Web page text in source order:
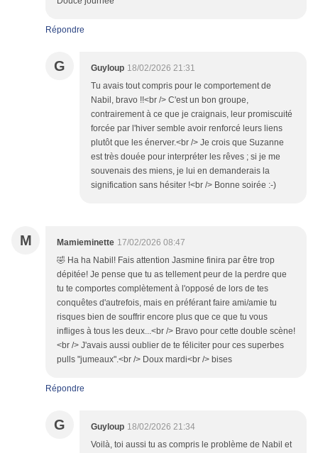
Répondre
G Guyloup 18/02/2026 21:31
Tu avais tout compris pour le comportement de
Nabil, bravo !!<br /> C'est un bon groupe,
contrairement à ce que je craignais, leur promiscuité
forcée par l'hiver semble avoir renforcé leurs liens
plutôt que les énerver.<br /> Je crois que Suzanne
est très douée pour interpréter les rêves ; si je me
souvenais des miens, je lui en demanderais la
signification sans hésiter !<br /> Bonne soirée :-)
M Mamieminette 17/02/2026 08:47
🤣 Ha ha Nabil! Fais attention Jasmine finira par être trop
dépitée! Je pense que tu as tellement peur de la perdre que
tu te comportes complètement à l'opposé de lors de tes
conquêtes d'autrefois, mais en préférant faire ami/amie tu
risques bien de souffrir encore plus que ce que tu vous
infliges à tous les deux...<br /> Bravo pour cette double scène!
<br /> J'avais aussi oublier de te féliciter pour ces superbes
pulls "jumeaux".<br /> Doux mardi<br /> bises
Répondre
G Guyloup 18/02/2026 21:34
Voilà, toi aussi tu as compris le problème de Nabil et